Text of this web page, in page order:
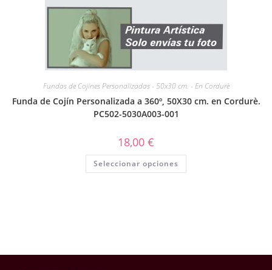
Fundas de Cojines Personalizadas - 50x30 cm. - En Cordurè
Funda de Cojín Personalizada a 360º, 50X30 cm. en Cordurè.
PC502-5030A003-001
18,00 €
Seleccionar opciones